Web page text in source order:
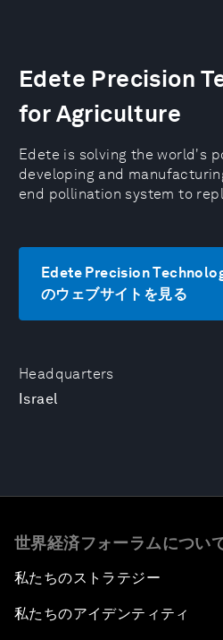
Headquarters
Israel
Edete Precision
for Agriculture
Edete is solving the world's
developing and
end pollination system to
Edete Precision
のウェブサイトを見る
世界経済フォーラムについ
私たちのストラテジー
私たちのアイデンティティ